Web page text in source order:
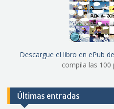
Descargue el libro en ePub
compila las 100
Últimas entradas